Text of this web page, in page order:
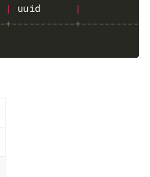
| uuid
|